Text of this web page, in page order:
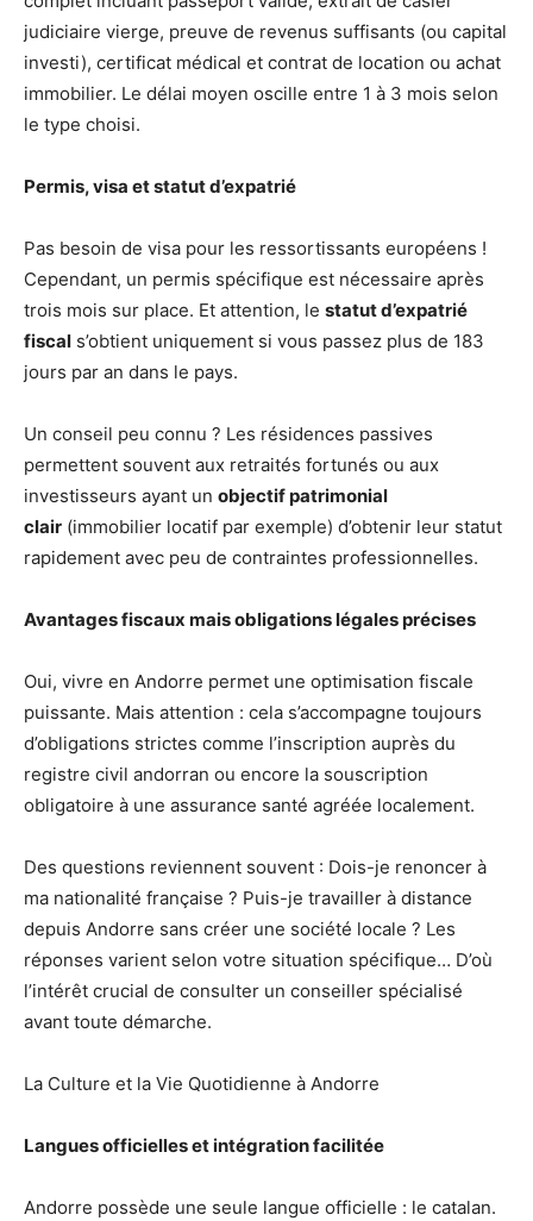
judiciaire vierge, preuve de revenus suffisants (ou capital
investi), certificat médical et contrat de location ou achat
immobilier. Le délai moyen oscille entre 1 à 3 mois selon
le type choisi.
Permis, visa et statut d’expatrié
Pas besoin de visa pour les ressortissants européens !
Cependant, un permis spécifique est nécessaire après
trois mois sur place. Et attention, le statut d’expatrié
fiscal s’obtient uniquement si vous passez plus de 183
jours par an dans le pays.
Un conseil peu connu ? Les résidences passives
permettent souvent aux retraités fortunés ou aux
investisseurs ayant un objectif patrimonial
clair (immobilier locatif par exemple) d’obtenir leur statut
rapidement avec peu de contraintes professionnelles.
Avantages fiscaux mais obligations légales précises
Oui, vivre en Andorre permet une optimisation fiscale
puissante. Mais attention : cela s’accompagne toujours
d’obligations strictes comme l’inscription auprès du
registre civil andorran ou encore la souscription
obligatoire à une assurance santé agréée localement.
Des questions reviennent souvent : Dois-je renoncer à
ma nationalité française ? Puis-je travailler à distance
depuis Andorre sans créer une société locale ? Les
réponses varient selon votre situation spécifique… D’où
l’intérêt crucial de consulter un conseiller spécialisé
avant toute démarche.
La Culture et la Vie Quotidienne à Andorre
Langues officielles et intégration facilitée
Andorre possède une seule langue officielle : le catalan.